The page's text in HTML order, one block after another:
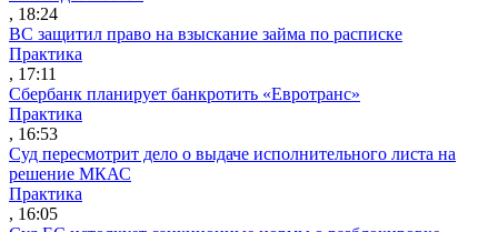
, 18:24
ВС защитил право на взыскание займа по расписке
Практика
, 17:11
Сбербанк планирует банкротить «Евротранс»
Практика
, 16:53
Суд пересмотрит дело о выдаче исполнительного листа на
решение МКАС
Практика
, 16:05